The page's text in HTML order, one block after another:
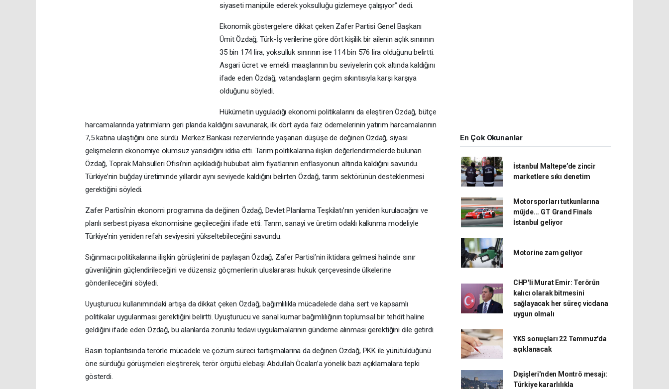
siyaseti manipüle ederek yoksulluğu gizlemeye çalışıyor” dedi.
Ekonomik göstergelere dikkat çeken Zafer Partisi Genel Başkanı
Ümit Özdağ, Türk-İş verilerine göre dört kişilik bir ailenin açlık sınırının
35 bin 174 lira, yoksulluk sınırının ise 114 bin 576 lira olduğunu belirtti.
Asgari ücret ve emekli maaşlarının bu seviyelerin çok altında kaldığını
ifade eden Özdağ, vatandaşların geçim sıkıntısıyla karşı karşıya
olduğunu söyledi.
Hükümetin uyguladığı ekonomi politikalarını da eleştiren Özdağ, bütçe
harcamalarında yatırımların geri planda kaldığını savunarak, ilk dört ayda faiz ödemelerinin yatırım harcamalarının
7,5 katına ulaştığını öne sürdü. Merkez Bankası rezervlerinde yaşanan düşüşe de değinen Özdağ, siyasi
gelişmelerin ekonomiye olumsuz yansıdığını iddia etti. Tarım politikalarına ilişkin değerlendirmelerde bulunan
Özdağ, Toprak Mahsulleri Ofisi’nin açıkladığı hububat alım fiyatlarının enflasyonun altında kaldığını savundu.
Türkiye’nin buğday üretiminde yıllardır aynı seviyede kaldığını belirten Özdağ, tarım sektörünün desteklenmesi
gerektiğini söyledi.
Zafer Partisi’nin ekonomi programına da değinen Özdağ, Devlet Planlama Teşkilatı’nın yeniden kurulacağını ve
planlı serbest piyasa ekonomisine geçileceğini ifade etti. Tarım, sanayi ve üretim odaklı kalkınma modeliyle
Türkiye’nin yeniden refah seviyesini yükseltebileceğini savundu.
Sığınmacı politikalarına ilişkin görüşlerini de paylaşan Özdağ, Zafer Partisi’nin iktidara gelmesi halinde sınır
güvenliğinin güçlendirileceğini ve düzensiz göçmenlerin uluslararası hukuk çerçevesinde ülkelerine
gönderileceğini söyledi.
Uyuşturucu kullanımındaki artışa da dikkat çeken Özdağ, bağımlılıkla mücadelede daha sert ve kapsamlı
politikalar uygulanması gerektiğini belirtti. Uyuşturucu ve sanal kumar bağımlılığının toplumsal bir tehdit haline
geldiğini ifade eden Özdağ, bu alanlarda zorunlu tedavi uygulamalarının gündeme alınması gerektiğini dile getirdi.
Basın toplantısında terörle mücadele ve çözüm süreci tartışmalarına da değinen Özdağ, PKK ile yürütüldüğünü
öne sürdüğü görüşmeleri eleştirerek, terör örgütü elebaşı Abdullah Öcalan’a yönelik bazı açıklamalara tepki
gösterdi.
En Çok Okunanlar
İstanbul Maltepe’de zincir
marketlere sıkı denetim
Motorsporları tutkunlarına
müjde... GT Grand Finals
İstanbul geliyor
Motorine zam geliyor
CHP'li Murat Emir: Terörün
kalıcı olarak bitmesini
sağlayacak her süreç vicdana
uygun olmalı
YKS sonuçları 22 Temmuz'da
açıklanacak
Dışişleri'nden Montrö mesajı:
Türkiye kararlılıkla